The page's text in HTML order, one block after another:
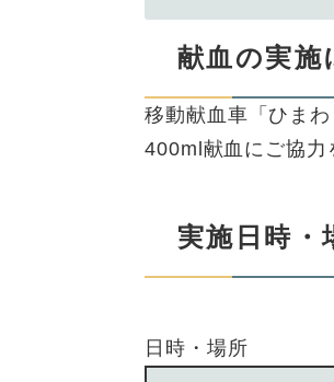
献血の実施
移動献血車「ひま
400ml献血にご協力
実施日時・
日時・場所